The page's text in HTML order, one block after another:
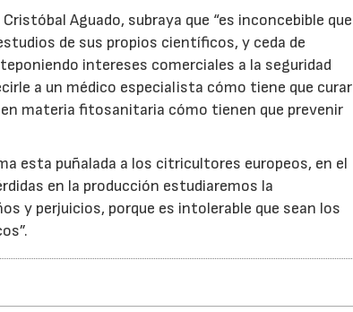
Aguado, subraya que “es inconcebible que
de sus propios científicos, y ceda de
intereses comerciales a la seguridad
a un médico especialista cómo tiene que curar
materia fitosanitaria cómo tienen que prevenir
esta puñalada a los citricultores europeos, en el
en la producción estudiaremos la
y perjuicios, porque es intolerable que sean los